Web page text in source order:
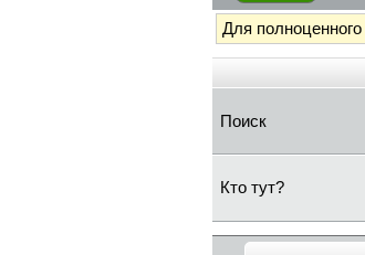
Для
Поиск
Кто тут?